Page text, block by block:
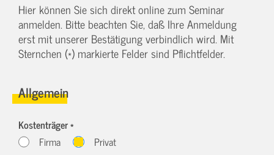
Hier können Sie sich direkt online zum Seminar
anmelden. Bitte beachten Sie, daß Ihre Anmeldung
erst mit unserer Bestätigung verbindlich wird. Mit
Sternchen (*) markierte Felder sind Pflichtfelder.
Allgemein
Kostenträger *
Firma
Privat